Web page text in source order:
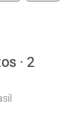
· 2